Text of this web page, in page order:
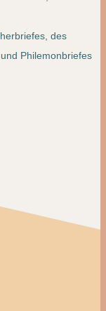
des
Philemonbriefes